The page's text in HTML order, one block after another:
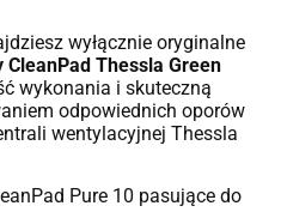
wyłącznie oryginalne
CleanPad Thessla Green
wykonania i skuteczną
odpowiednich oporów
wentylacyjnej Thessla
Pure 10 pasujące do